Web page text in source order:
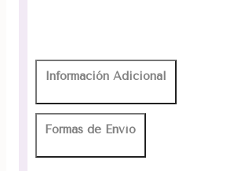
Información Adicional
Formas de Envío